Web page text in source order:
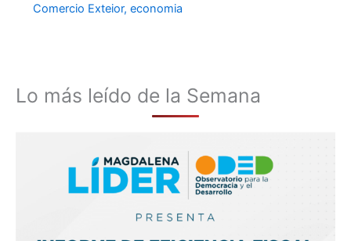
Comercio Exteior, economia
Lo más leído de la Semana